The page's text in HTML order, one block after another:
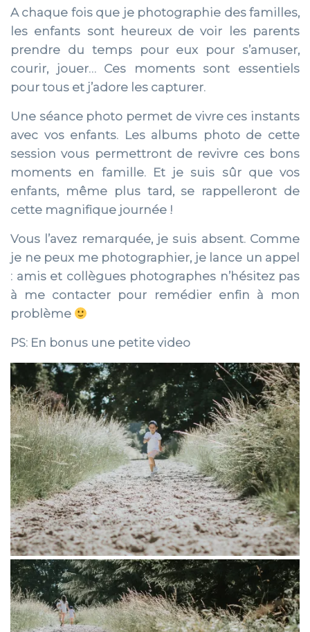
A chaque fois que je photographie des familles,
les enfants sont heureux de voir les parents
prendre du temps pour eux pour s’amuser,
courir, jouer… Ces moments sont essentiels
pour tous et j’adore les capturer.
Une séance photo permet de vivre ces instants
avec vos enfants. Les albums photo de cette
session vous permettront de revivre ces bons
moments en famille. Et je suis sûr que vos
enfants, même plus tard, se rappelleront de
cette magnifique journée !
Vous l’avez remarquée, je suis absent. Comme
je ne peux me photographier, je lance un appel
: amis et collègues photographes n’hésitez pas
à me contacter pour remédier enfin à mon
problème
PS: En bonus une petite video